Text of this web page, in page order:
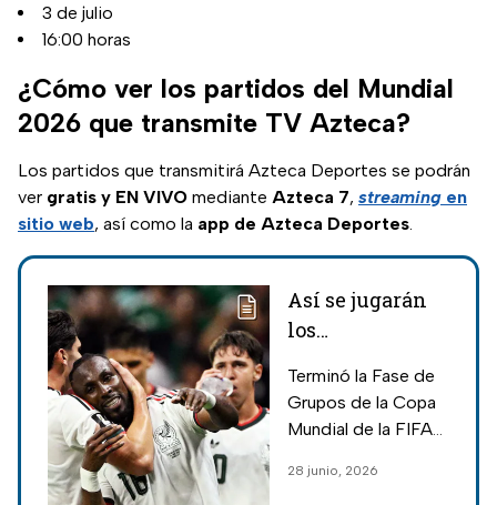
3 de julio
16:00 horas
¿Cómo ver los partidos del Mundial
2026 que transmite TV Azteca?
Los partidos que transmitirá Azteca Deportes se podrán
ver gratis y EN VIVO mediante Azteca 7, streaming en
sitio web, así como la app de Azteca Deportes.
Así se jugarán
los
final del
Mundial 2026;
partidos
Terminó la Fase de
Grupos de la Copa
Mundial de la FIFA
equipos pasaron a la
28 junio, 2026